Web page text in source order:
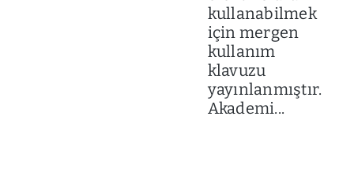
kullanabilmek
için mergen
kullanım
klavuzu
yayınlanmıştır.
Akademi...